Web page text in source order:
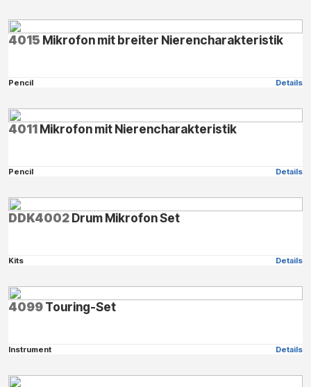
4015 Mikrofon mit breiter Nierencharakteristik
Pencil Details
4011Mikrofon mit Nierencharakteristik
Pencil Details
DDK4002Drum Mikrofon Set
Kits Details
4099Touring-Set
Instrument Details